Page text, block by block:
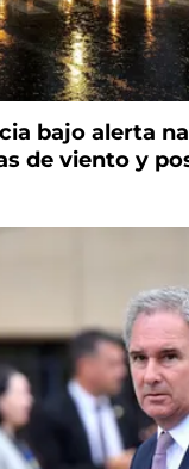
bajo alerta
de viento y